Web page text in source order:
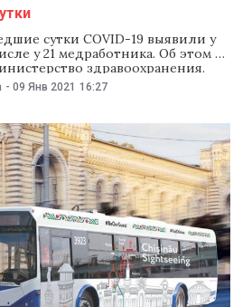
сутки COVID-19 выявили у
у 21 медработника. Об этом 9
здравоохранения.
заразившихся в стране
человек. Как сообщили в
коронавирус: 2148 первичных и
- 09 Янв 2021 16:27